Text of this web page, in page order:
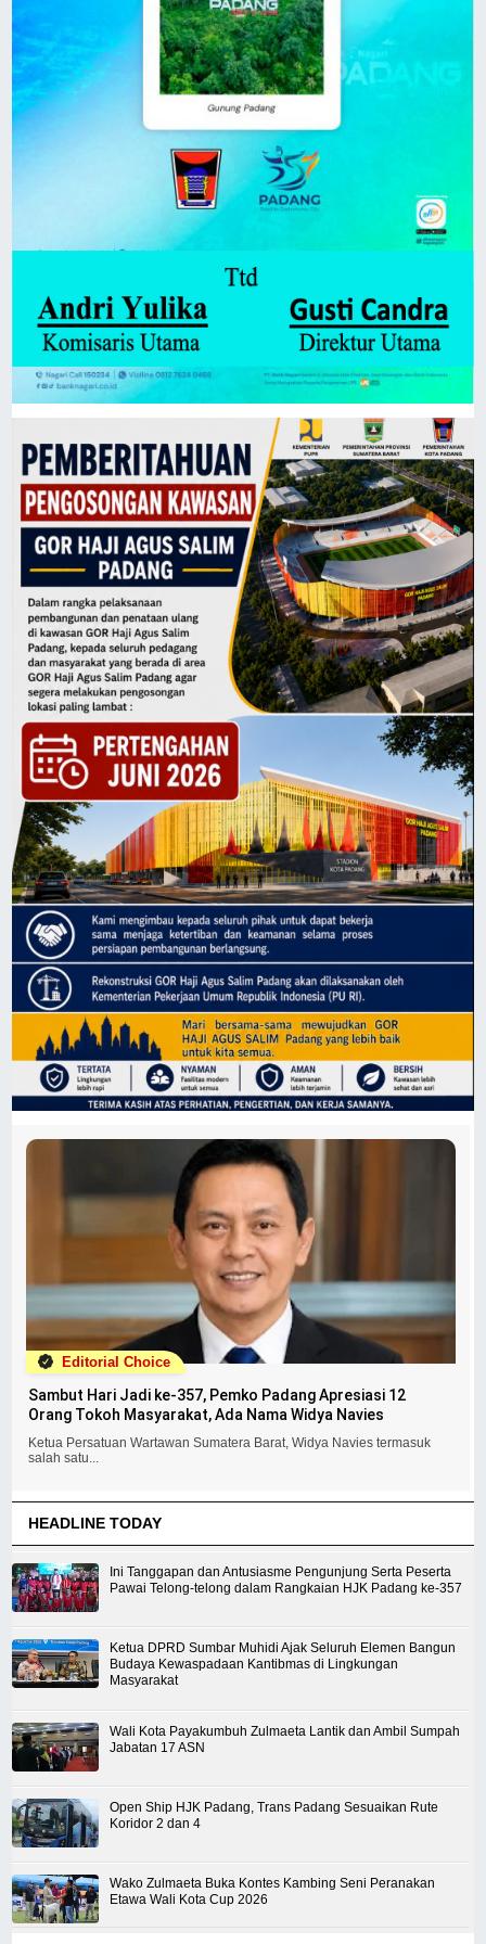
Editorial Choice
Sambut Hari Jadi ke-357, Pemko Padang Apresiasi 12
Orang Tokoh Masyarakat, Ada Nama Widya Navies
Ketua Persatuan Wartawan Sumatera Barat, Widya Navies termasuk
salah satu...
HEADLINE TODAY
Ini Tanggapan dan Antusiasme Pengunjung Serta Peserta
Pawai Telong-telong dalam Rangkaian HJK Padang ke-357
Ketua DPRD Sumbar Muhidi Ajak Seluruh Elemen Bangun
Budaya Kewaspadaan Kantibmas di Lingkungan
Masyarakat
Wali Kota Payakumbuh Zulmaeta Lantik dan Ambil Sumpah
Jabatan 17 ASN
Open Ship HJK Padang, Trans Padang Sesuaikan Rute
Koridor 2 dan 4
Wako Zulmaeta Buka Kontes Kambing Seni Peranakan
Etawa Wali Kota Cup 2026